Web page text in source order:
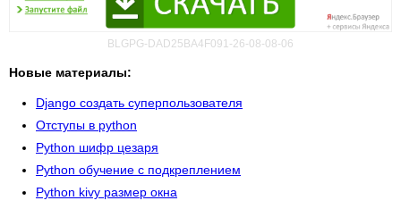
BLGPG-DAD25BA4F091-26-08-08-06
Новые материалы:
Django создать суперпользователя
Отступы в python
Python шифр цезаря
Python обучение с подкреплением
Python kivy размер окна